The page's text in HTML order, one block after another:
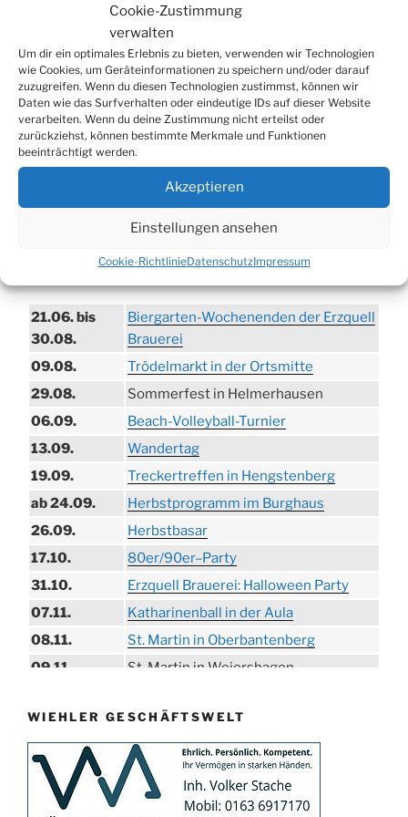
Cookie-Zustimmung
verwalten
Um dir ein optimales Erlebnis zu bieten, verwenden wir Technologien
wie Cookies, um Geräteinformationen zu speichern und/oder darauf
zuzugreifen. Wenn du diesen Technologien zustimmst, können wir
Daten wie das Surfverhalten oder eindeutige IDs auf dieser Website
verarbeiten. Wenn du deine Zustimmung nicht erteilst oder
zurückziehst, können bestimmte Merkmale und Funktionen
beeinträchtigt werden.
Akzeptieren
Einstellungen ansehen
Cookie-RichtlinieDatenschutzImpressum
WERBUNG
21.06. bis
30.08.
Biergarten-Wochenenden der Erzquell
Brauerei
09.08.
Trödelmarkt in der Ortsmitte
29.08.
Sommerfest in Helmerhausen
06.09.
Beach-Volleyball-Turnier
13.09.
Wandertag
19.09.
Treckertreffen in Hengstenberg
ab 24.09.
Herbstprogramm im Burghaus
26.09.
Herbstbasar
17.10.
80er/90er–Party
31.10.
Erzquell Brauerei: Halloween Party
07.11.
Katharinenball in der Aula
08.11.
St. Martin in Oberbantenberg
09.11.
St. Martin in Weiershagen
11.11.
„DÜX“ im Burghaus
Proklamation der Tollitäten
15.11.
Konzert Bielsteiner Männerchor
15.11.
Volkstrauertag am Ehrenmal
WIEHLER GESCHÄFTSWELT